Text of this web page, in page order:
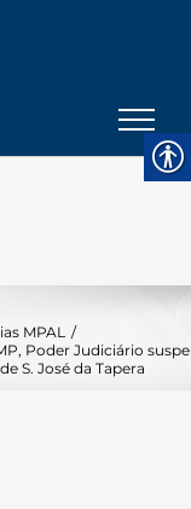
MPAL
/
Poder Judiciário
S. José da Tapera